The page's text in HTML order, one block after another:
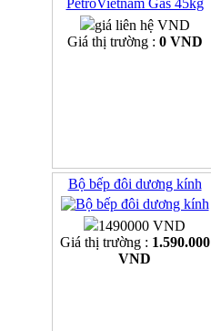
giá liên hệ VND
Giá thị trường : 0 VND
Bộ bếp đôi dương kính
1490000 VND
Giá thị trường : 1.590.000
VND